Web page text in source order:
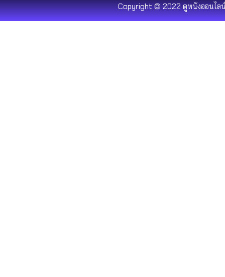
Copyright © 2022 ดูหนังออนไล